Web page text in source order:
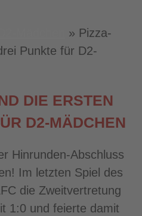
» Pizza-
Punkte für D2-
DIE ERSTEN
D2-MÄDCHEN
Hinrunden-Abschluss
Im letzten Spiel des
die Zweitvertretung
1:0 und feierte damit